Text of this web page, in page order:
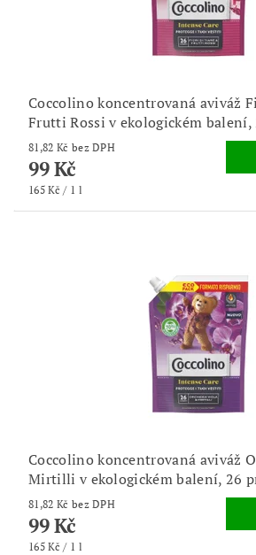
Coccolino koncentrovaná aviváž
Frutti Rossi v ekologickém balení,
81,82 Kč bez DPH
99 Kč
165 Kč / 1 l
Coccolino koncentrovaná aviváž
Mirtilli v ekologickém balení, 26
81,82 Kč bez DPH
99 Kč
165 Kč / 1 l